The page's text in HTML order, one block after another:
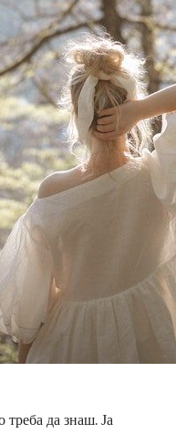
треба да знаш. Ја